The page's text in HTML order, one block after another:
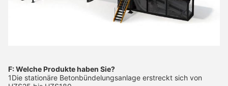
F: Welche Produkte haben Sie?
1Die stationäre Betonbündelungsanlage erstreckt sich von